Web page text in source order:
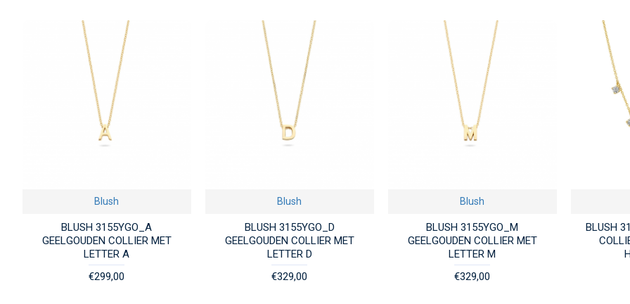
Blush
BLUSH 3155YGO_A
GEELGOUDEN COLLIER MET
LETTER A
€299,00
Blush
BLUSH 3155YGO_D
GEELGOUDEN COLLIER MET
LETTER D
€329,00
Blush
BLUSH 3155YGO_M
GEELGOUDEN COLLIER MET
LETTER M
€329,00
BLUSH